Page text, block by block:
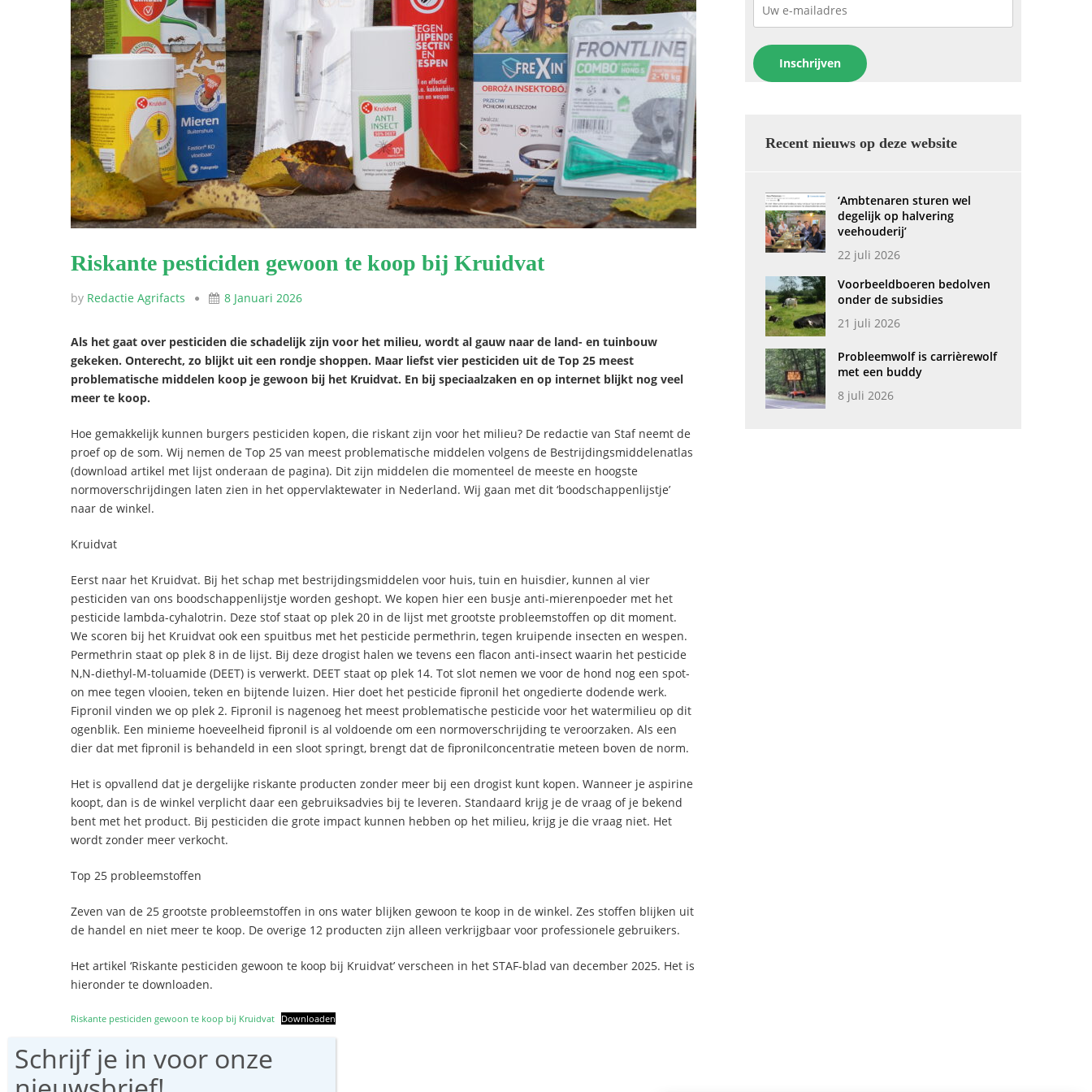
Riskante pesticiden gewoon te koop bij Kruidvat
by Redactie Agrifacts 8 Januari 2026
Als het gaat over pesticiden die schadelijk zijn voor het milieu, wordt al gauw naar de land- en tuinbouw
gekeken. Onterecht, zo blijkt uit een rondje shoppen. Maar liefst vier pesticiden uit de Top 25 meest
problematische middelen koop je gewoon bij het Kruidvat. En bij speciaalzaken en op internet blijkt nog veel
meer te koop.
Hoe gemakkelijk kunnen burgers pesticiden kopen, die riskant zijn voor het milieu? De redactie van Staf neemt de
proef op de som. Wij nemen de Top 25 van meest problematische middelen volgens de Bestrijdingsmiddelenatlas
(download artikel met lijst onderaan de pagina). Dit zijn middelen die momenteel de meeste en hoogste
normoverschrijdingen laten zien in het oppervlaktewater in Nederland. Wij gaan met dit ‘boodschappenlijstje’
naar de winkel.
Kruidvat
Eerst naar het Kruidvat. Bij het schap met bestrijdingsmiddelen voor huis, tuin en huisdier, kunnen al vier
pesticiden van ons boodschappenlijstje worden geshopt. We kopen hier een busje anti-mierenpoeder met het
pesticide lambda-cyhalotrin. Deze stof staat op plek 20 in de lijst met grootste probleemstoffen op dit moment.
We scoren bij het Kruidvat ook een spuitbus met het pesticide permethrin, tegen kruipende insecten en wespen.
Permethrin staat op plek 8 in de lijst. Bij deze drogist halen we tevens een flacon anti-insect waarin het pesticide
N,N-diethyl-M-toluamide (DEET) is verwerkt. DEET staat op plek 14. Tot slot nemen we voor de hond nog een spot-
on mee tegen vlooien, teken en bijtende luizen. Hier doet het pesticide fipronil het ongedierte dodende werk.
Fipronil vinden we op plek 2. Fipronil is nagenoeg het meest problematische pesticide voor het watermilieu op dit
ogenblik. Een minieme hoeveelheid fipronil is al voldoende om een normoverschrijding te veroorzaken. Als een
dier dat met fipronil is behandeld in een sloot springt, brengt dat de fipronilconcentratie meteen boven de norm.
Het is opvallend dat je dergelijke riskante producten zonder meer bij een drogist kunt kopen. Wanneer je aspirine
koopt, dan is de winkel verplicht daar een gebruiksadvies bij te leveren. Standaard krijg je de vraag of je bekend
bent met het product. Bij pesticiden die grote impact kunnen hebben op het milieu, krijg je die vraag niet. Het
wordt zonder meer verkocht.
Top 25 probleemstoffen
Zeven van de 25 grootste probleemstoffen in ons water blijken gewoon te koop in de winkel. Zes stoffen blijken uit
de handel en niet meer te koop. De overige 12 producten zijn alleen verkrijgbaar voor professionele gebruikers.
Het artikel ‘Riskante pesticiden gewoon te koop bij Kruidvat’ verscheen in het STAF-blad van december 2025. Het is
hieronder te downloaden.
Riskante pesticiden gewoon te koop bij Kruidvat Downloaden
Deel via:
F T
Recent nieuws op deze website
‘Ambtenaren sturen wel
degelijk op halvering
veehouderij’
22 juli 2026
Voorbeeldboeren bedolven
onder de subsidies
21 juli 2026
Probleemwolf is carrièrewolf
met een buddy
8 juli 2026